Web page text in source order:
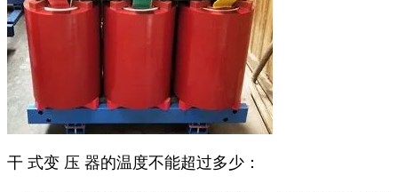
干 式变 压 器的温度不能超过多少：